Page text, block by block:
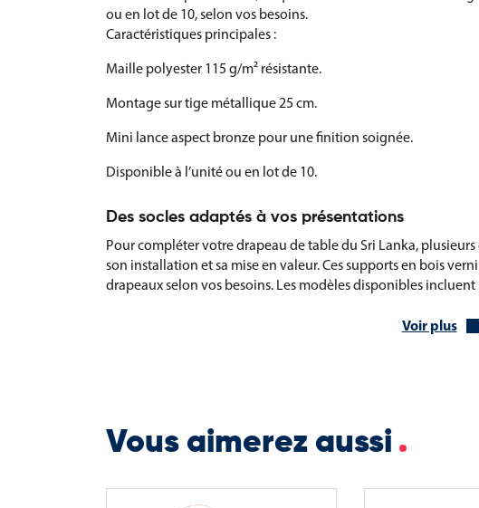
ou en lot de 10, selon vos besoins.
Caractéristiques principales :
Maille polyester 115 g/m² résistante.
Montage sur tige métallique 25 cm.
Mini lance aspect bronze pour une finition soignée.
Disponible à l’unité ou en lot de 10.
Des socles adaptés à vos présentations
Pour compléter votre drapeau de table du Sri Lanka,
son installation et sa mise en valeur. Ces supports en bois
drapeaux selon vos besoins. Les modèles disponibles incluent
Voir plus
Vous aimerez aussi